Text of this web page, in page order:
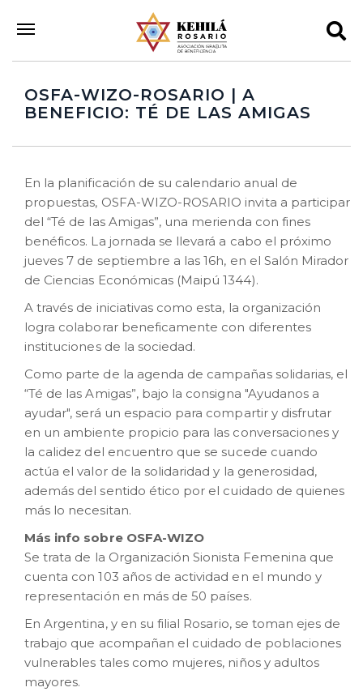
OSFA-WIZO-ROSARIO | A
BENEFICIO: TÉ DE LAS AMIGAS
En la planificación de su calendario anual de
propuestas, OSFA-WIZO-ROSARIO invita a participar
del “Té de las Amigas”, una merienda con fines
benéficos. La jornada se llevará a cabo el próximo
jueves 7 de septiembre a las 16h, en el Salón Mirador
de Ciencias Económicas (Maipú 1344).
A través de iniciativas como esta, la organización
logra colaborar beneficamente con diferentes
instituciones de la sociedad.
Como parte de la agenda de campañas solidarias, el
“Té de las Amigas”, bajo la consigna "Ayudanos a
ayudar", será un espacio para compartir y disfrutar
en un ambiente propicio para las conversaciones y
la calidez del encuentro que se sucede cuando
actúa el valor de la solidaridad y la generosidad,
además del sentido ético por el cuidado de quienes
más lo necesitan.
Más info sobre OSFA-WIZO
Se trata de la Organización Sionista Femenina que
cuenta con 103 años de actividad en el mundo y
representación en más de 50 países.
En Argentina, y en su filial Rosario, se toman ejes de
trabajo que acompañan el cuidado de poblaciones
vulnerables tales como mujeres, niños y adultos
mayores.